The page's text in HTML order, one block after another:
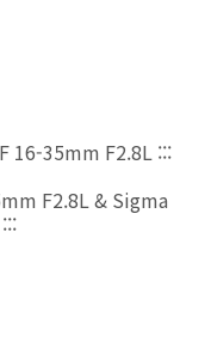
16-35mm F2.8L :::
F2.8L & Sigma